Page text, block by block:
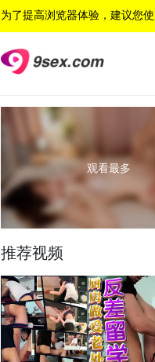
为了提高浏览器体验，建议您
观看最多
推荐视频